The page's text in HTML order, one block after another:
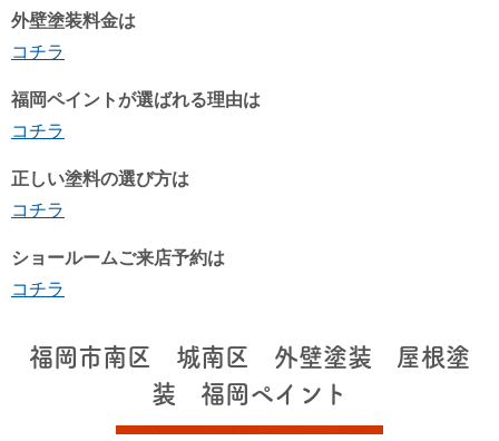
外壁塗装料金は
コチラ
福岡ペイントが選ばれる理由は
コチラ
正しい塗料の選び方は
コチラ
ショールームご来店予約は
コチラ
福岡市南区 城南区 外壁塗装 屋根塗
装 福岡ペイント